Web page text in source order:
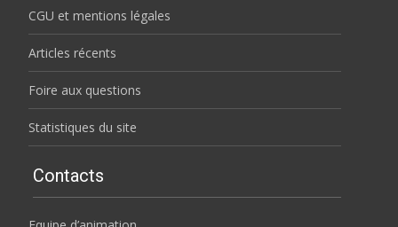
CGU et mentions légales
Articles récents
Foire aux questions
Statistiques du site
Contacts